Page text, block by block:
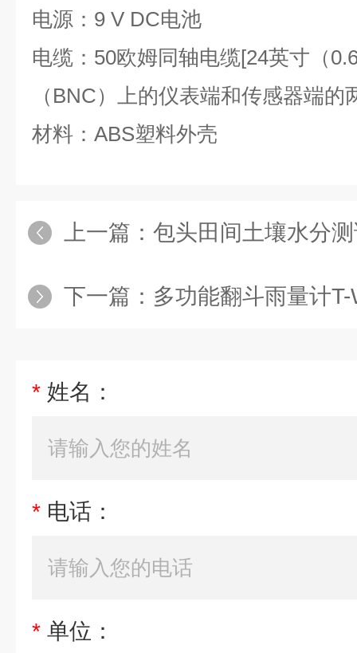
电源：9 V DC电池
电缆：50欧姆同轴电缆[24英寸（
（BNC）上的仪表端和传感器端的
材料：ABS塑料外壳
上一篇： 包头田间土壤水分
下一篇： 多功能翻斗雨量计T-
* 姓名：
* 电话：
* 单位：